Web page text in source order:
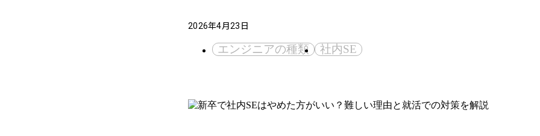
2026年4月23日
エンジニアの種類 社内SE